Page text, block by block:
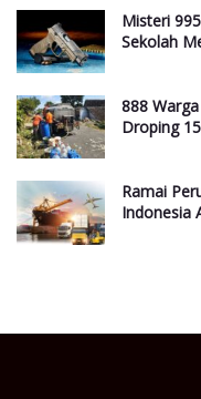
Misteri
Sekolah
888
Droping
Ramai
Indonesia